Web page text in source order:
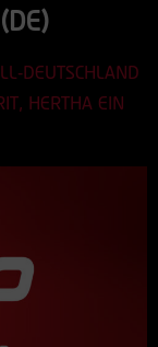
DEUTSCHLAND –
HERTHA EIN A